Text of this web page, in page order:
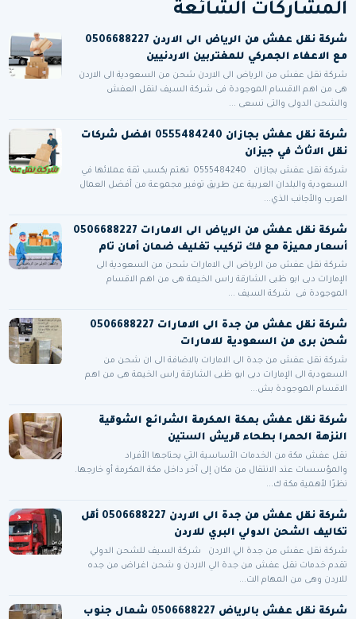
المشاركات الشائعة
شركة نقل عفش من الرياض الى الاردن 0506688227
مع الاعفاء الجمركي للمغتربين الاردنيين
شركة نقل عفش من الرياض الى الاردن شحن من السعودية الى الاردن
هى من اهم الاقسام الموجودة فى شركة السيف لنقل العفش
والشحن الدولى والتى نسعى ...
شركة نقل عفش بجازان 0555484240 افضل شركات
نقل الاثاث في جيزان
شركة نقل عفش بجازان 0555484240 تهتم بكسب ثقة عملائها في
السعودية والبلدان العربية عن طريق توفير مجموعة من أفضل العمال
العرب والأجانب الذي...
شركة نقل عفش من الرياض الى الامارات 0506688227
أسعار مميزة مع فك تركيب تغليف ضمان أمان تام
شركة نقل عفش من الرياض الى الامارات شحن من السعودية الى
الإمارات دبى ابو ظبى الشارقة راس الخيمة هى من اهم الاقسام
الموجودة فى شركة السيف ...
شركة نقل عفش من جدة الى الامارات 0506688227
شحن برى من السعودية للامارات
شركة نقل عفش من جدة الى الامارات بالاضافة الى ان شحن من
السعودية الى الإمارات دبى ابو ظبى الشارقة راس الخيمة هى من اهم
الاقسام الموجودة بش...
شركة نقل عفش بمكة المكرمة الشرائع الشوقية
النزهة الحمرا بطحاء قريش الستين
نقل عفش مكة من الخدمات الأساسية التي يحتاجها الأفراد
والمؤسسات عند الانتقال من مكان إلى آخر داخل مكة المكرمة أو خارجها.
نظرًا لأهمية مكة ك...
شركة نقل عفش من جدة الى الاردن 0506688227 أقل
تكاليف الشحن الدولي البري للاردن
شركة نقل عفش من جدة الي الاردن شركة السيف للشحن الدولي
تقدم خدمات نقل عفش من جدة الي الاردن و شحن اغراض من جده
للاردن وهى من المهام الت...
شركة نقل عفش بالرياض 0506688227 شمال جنوب